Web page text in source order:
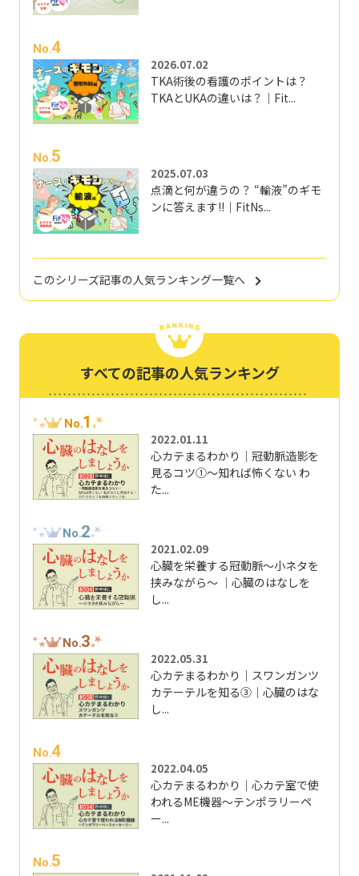
No.4
2026.07.02
TKA術後の看護のポイントは？
TKAとUKAの違いは？｜Fit...
No.5
2025.07.03
点滴と何が違うの？ “輸液”のギモ
ンに答えます!!｜FitNs...
このシリーズ記事の人気ランキング一覧へ
すべての記事の人気ランキング
No.1
2022.01.11
心カテまるわかり｜冠動脈造影を
見るコツ①～知れば怖くない わ
た...
No.2
2021.02.09
心臓を栄養する冠動脈～小ネタを
挟みながら～ ｜心臓のはなしを
し...
No.3
2022.05.31
心カテまるわかり｜スワンガンツ
カテーテルを知る③｜心臓のはな
し...
No.4
2022.04.05
心カテまるわかり｜心カテ室で使
われるME機器～テンポラリーペ
ー...
No.5